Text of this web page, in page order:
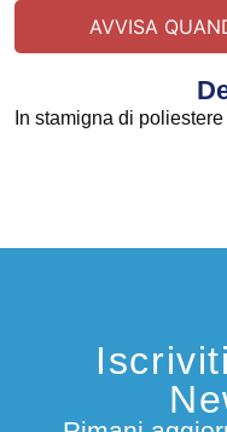
In stamigna di